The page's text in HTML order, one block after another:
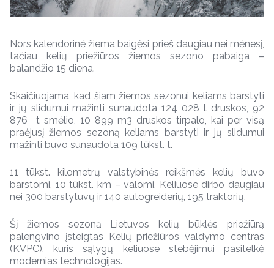
Nors kalendorinė žiema baigėsi prieš daugiau nei mėnesį,
tačiau kelių priežiūros žiemos sezono pabaiga –
balandžio 15 diena.
Skaičiuojama, kad šiam žiemos sezonui keliams barstyti
ir jų slidumui mažinti sunaudota 124 028 t druskos, 92
876 t smėlio, 10 899 m3 druskos tirpalo, kai per visą
praėjusį žiemos sezoną keliams barstyti ir jų slidumui
mažinti buvo sunaudota 109 tūkst. t.
11 tūkst. kilometrų valstybinės reikšmės kelių buvo
barstomi, 10 tūkst. km – valomi. Keliuose dirbo daugiau
nei 300 barstytuvų ir 140 autogreiderių, 195 traktorių.
Šį žiemos sezoną Lietuvos kelių būklės priežiūrą
palengvino įsteigtas Kelių priežiūros valdymo centras
(KVPC), kuris sąlygų keliuose stebėjimui pasitelkė
modernias technologijas.